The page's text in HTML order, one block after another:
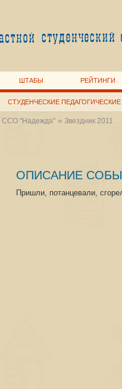
ШТАБЫ РЕЙТИНГИ
СТУДЕНЧЕСКИЕ
ССО "Надежда"» Звездник 2011
ОПИСАНИЕ
Пришли, потанцевали,